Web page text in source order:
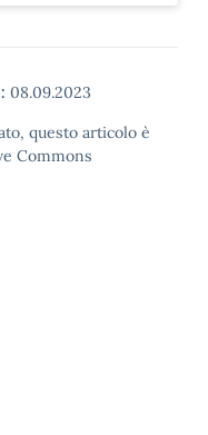
08.09.2023
questo articolo è
Commons